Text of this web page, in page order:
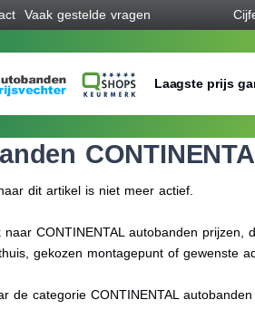
Vaak gestelde vragen
Laagste prijs
dit artikel is niet meer actief.
CONTINENTAL autobanden prijzen,
gekozen montagepunt of gewenste
de categorie CONTINENTAL